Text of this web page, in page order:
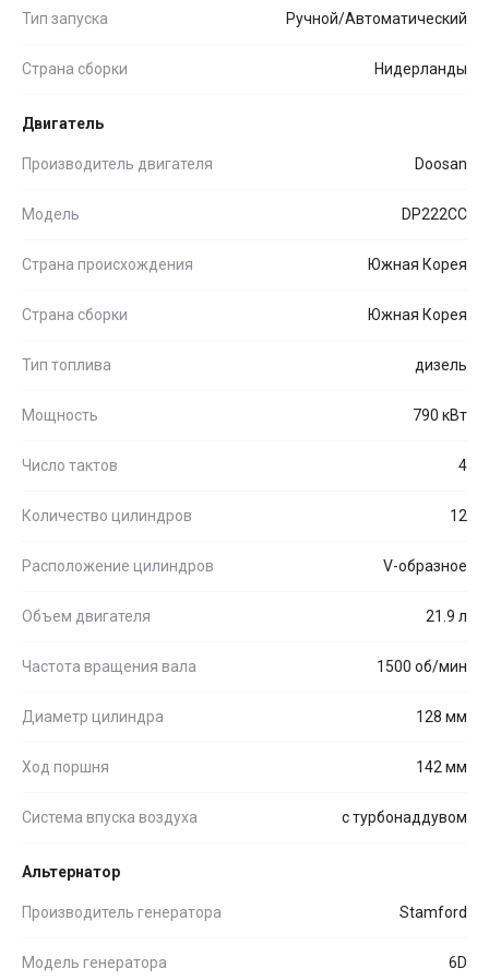
Тип запуска Ручной/Автоматический
Страна сборки Нидерланды
Двигатель
Производитель двигателя Doosan
Модель DP222CC
Страна происхождения Южная Корея
Страна сборки Южная Корея
Тип топлива дизель
Мощность 790 кВт
Число тактов 4
Количество цилиндров 12
Расположение цилиндров V-образное
Объем двигателя 21.9 л
Частота вращения вала 1500 об/мин
Диаметр цилиндра 128 мм
Ход поршня 142 мм
Система впуска воздуха с турбонаддувом
Альтернатор
Производитель генератора Stamford
Модель генератора 6D